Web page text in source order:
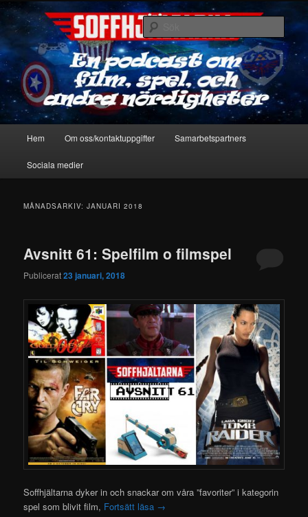
Hoppa
primärt
innehåll
Hoppa
sekundärt
innehållSoffhjältarna
En podcast om film, spel & andra nördigheter
Sök
Hem Om oss/kontaktuppgifter Samarbetspartners
Sociala medier
MÅNADSARKIV:JANUARI 2018
Avsnitt 61: Spelfilm o filmspel
Publicerat23 januari, 2018
Soffhjältarna dyker in och snackar om våra ”favoriter” i kategorin
spel som blivit film, Fortsätt läsa →